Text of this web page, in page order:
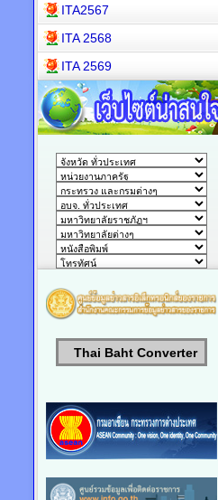
ITA2567
ITA 2568
ITA 2569
Thai Baht Converter